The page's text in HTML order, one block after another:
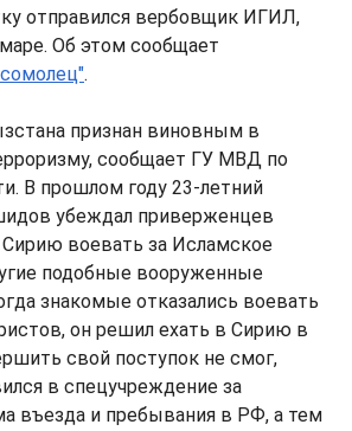
отправился вербовщик ИГИЛ,
Об этом сообщает
.
признан виновным в
сообщает ГУ МВД по
В прошлом году 23-летний
убеждал приверженцев
Сирию воевать за Исламское
подобные вооруженные
знакомые отказались воевать
он решил ехать в Сирию в
свой поступок не смог,
в спецучреждение за
въезда и пребывания в РФ, а тем